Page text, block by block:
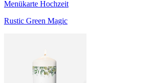
Menükarte Hochzeit
Rustic Green Magic